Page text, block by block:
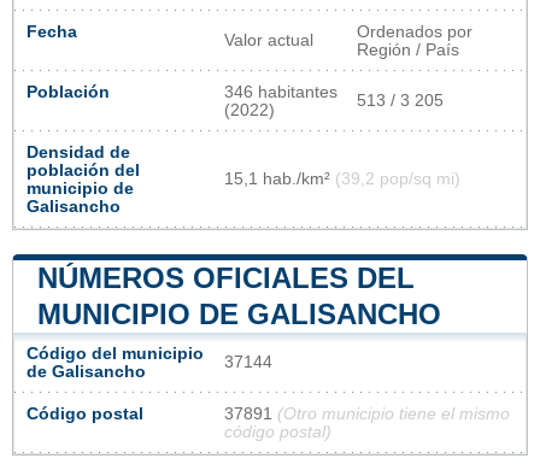
Fecha Valor actual
Ordenados por
Región / País
Población
346 habitantes
(2022)
513 / 3 205
Densidad de
población del
municipio de
Galisancho
15,1 hab./km² (39,2 pop/sq mi)
NÚMEROS OFICIALES DEL
MUNICIPIO DE GALISANCHO
Código del municipio
de Galisancho
37144
Código postal 37891 (Otro municipio tiene el mismo
código postal)